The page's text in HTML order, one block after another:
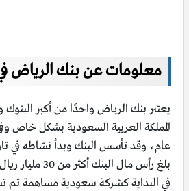
معلومات عن بنك الرياض
يعتبر بنك الرياض واحدًا من أكبر البنوك
المملكة العربية السعودية بشكل خاص
بلغ رأس مال
في البداية كشركة سعودية مساهمة تم